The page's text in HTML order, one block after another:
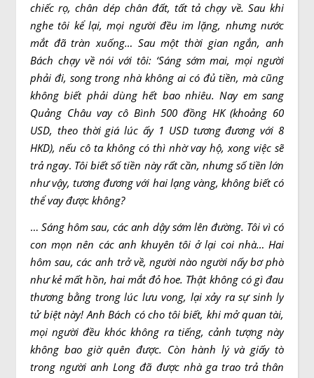
chiếc rọ, chân dép chân đất, tất tả chạy về. Sau khi
nghe tôi kể lại, mọi người đều im lặng, nhưng nước
mắt đã tràn xuống… Sau một thời gian ngắn, anh
Bách chạy về nói với tôi: ‘Sáng sớm mai, mọi người
phải đi, song trong nhà không ai có đủ tiền, mà cũng
không biết phải dùng hết bao nhiêu. Nay em sang
Quảng Châu vay cô Bình 500 đồng HK (khoảng 60
USD, theo thời giá lúc ấy 1 USD tương đương với 8
HKD), nếu cô ta không có thì nhờ vay hộ, xong việc sẽ
trả ngay. Tôi biết số tiền này rất cần, nhưng số tiền lớn
như vậy, tương đương với hai lạng vàng, không biết có
thể vay được không?
…Sáng hôm sau, các anh dậy sớm lên đường. Tôi vì có
con mọn nên các anh khuyên tôi ở lại coi nhà… Hai
hôm sau, các anh trở về, người nào người nấy bơ phờ
như kẻ mất hồn, hai mắt đỏ hoe. Thật không có gì đau
thương bằng trong lúc lưu vong, lại xảy ra sự sinh ly
tử biệt này! Anh Bách có cho tôi biết, khi mở quan tài,
mọi người đều khóc không ra tiếng, cảnh tượng này
không bao giờ quên được. Còn hành lý và giấy tờ
trong người anh Long đã được nhà ga trao trả thân